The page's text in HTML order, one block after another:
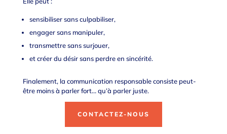
sensibiliser sans culpabiliser,
engager sans manipuler,
transmettre sans surjouer,
et créer du désir sans perdre en sincérité.
Finalement, la communication responsable consiste peut-
être moins à parler fort… qu’à parler juste.
CONTACTEZ-NOUS